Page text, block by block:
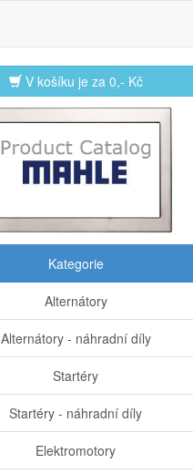
V košíku je za 0,- Kč
Kategorie
Alternátory
Alternátory - náhradní díly
Startéry
Startéry - náhradní díly
Elektromotory